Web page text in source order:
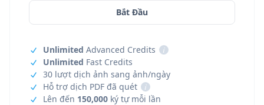
Bắt Đầu
Unlimited Advanced Credits
i
Unlimited Fast Credits
30 lượt dịch ảnh sang ảnh/ngày
Hỗ trợ dịch PDF đã quét
i
Lên đến 150,000 ký tự mỗi lần